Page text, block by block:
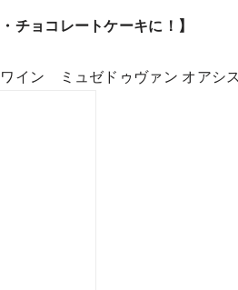
チョコレートケーキに！】
イン ミュゼドゥヴァン オアシ